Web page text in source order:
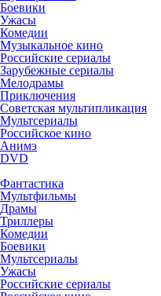
Боевики
Ужасы
Комедии
Музыкальное кино
Российские сериалы
Зарубежные сериалы
Мелодрамы
Приключения
Советская мультипликация
Мультсериалы
Российское кино
Анимэ
DVD
Фантастика
Мультфильмы
Драмы
Триллеры
Комедии
Боевики
Мультсериалы
Ужасы
Российские сериалы